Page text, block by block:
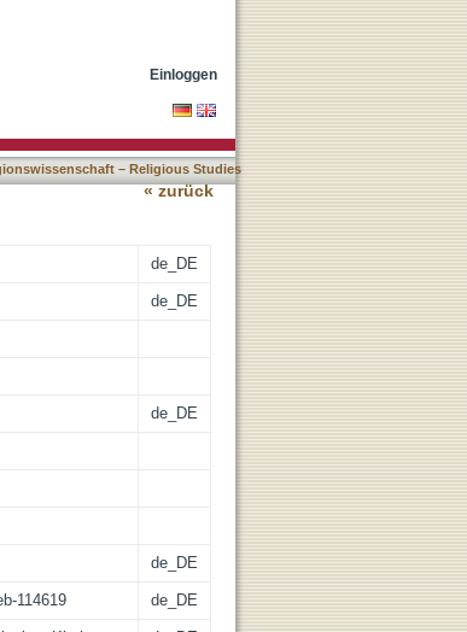
Einloggen
– Religious Studies
« zurück
de_DE
de_DE
de_DE
de_DE
114619 de_DE